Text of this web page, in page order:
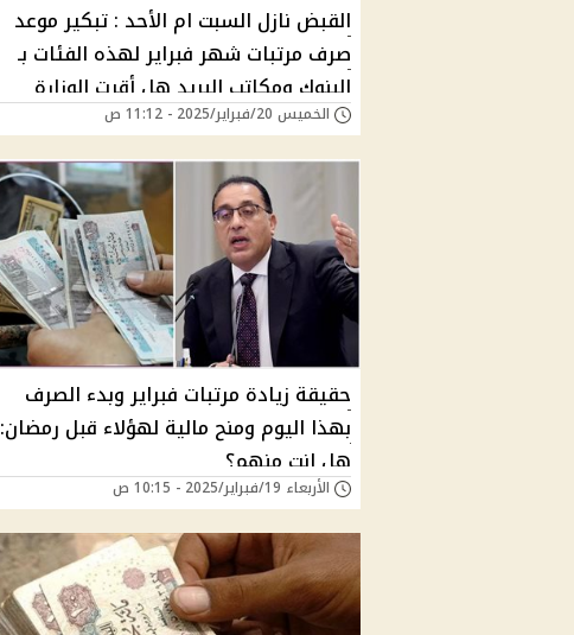
القبض نازل السبت ام الأحد : تبكير موعد
صرف مرتبات شهر فبراير لهذه الفئات بـ
البنوك ومكاتب البريد هل أقرت الوزارة
صرف زيادة المرتبات؟
الخميس 20/فبراير/2025 - 11:12 ص
حقيقة زيادة مرتبات فبراير وبدء الصرف
بهذا اليوم ومنح مالية لهؤلاء قبل رمضان:
هل انت منهم؟
الأربعاء 19/فبراير/2025 - 10:15 ص